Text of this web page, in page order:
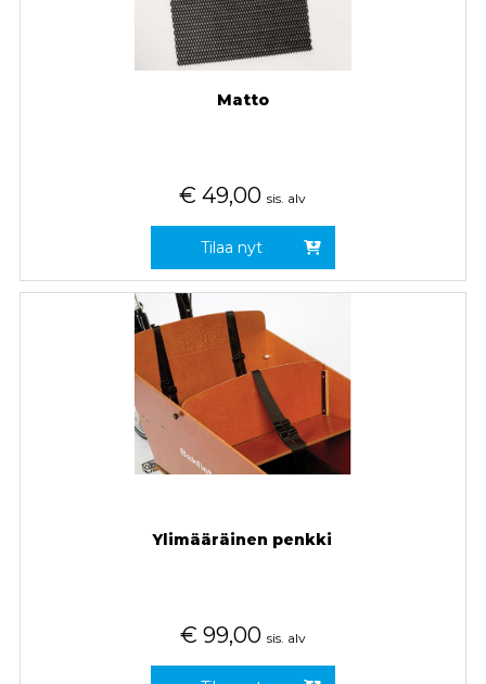
Matto
€ 49,00 sis. alv
Tilaa nyt
Ylimääräinen penkki
€ 99,00 sis. alv